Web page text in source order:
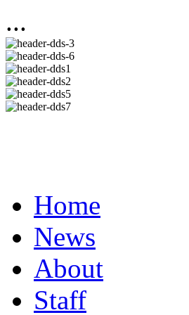
...
Home
News
About
Staff